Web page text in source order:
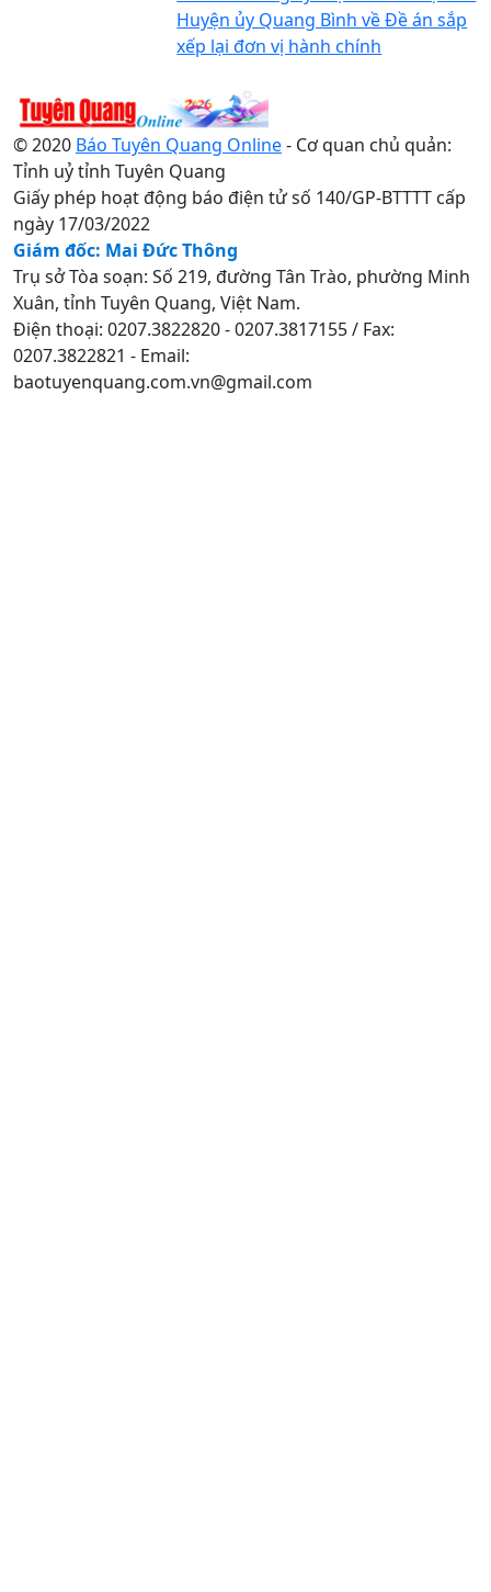
Huyện ủy Quang Bình về Đề án sắp
xếp lại đơn vị hành chính
© 2020 Báo Tuyên Quang Online- Cơ quan chủ quản:
Tỉnh uỷ tỉnh Tuyên Quang
Giấy phép hoạt động báo điện tử số 140/GP-BTTTT cấp
ngày 17/03/2022
Giám đốc: Mai Đức Thông
Trụ sở Tòa soạn: Số 219, đường Tân Trào, phường Minh
Xuân, tỉnh Tuyên Quang, Việt Nam.
Điện thoại: 0207.3822820 - 0207.3817155 / Fax:
0207.3822821 - Email:
baotuyenquang.com.vn@gmail.com